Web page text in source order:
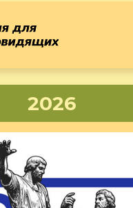
2026